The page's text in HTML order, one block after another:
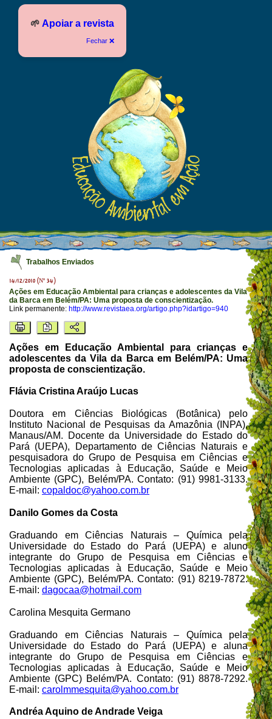
🌱 Apoiar a revista
Fechar ❌
Trabalhos Enviados
14/12/2010 (Nº 34)
Ações em Educação Ambiental para crianças e adolescentes da Vila
da Barca em Belém/PA: Uma proposta de conscientização.
Link permanente: http://www.revistaea.org/artigo.php?idartigo=940
Ações em Educação Ambiental para crianças e
adolescentes da Vila da Barca em Belém/PA: Uma
proposta de conscientização.
Flávia Cristina Araújo Lucas
Doutora em Ciências Biológicas (Botânica) pelo
Instituto Nacional de Pesquisas da Amazônia (INPA),
Manaus/AM. Docente da Universidade do Estado do
Pará (UEPA), Departamento de Ciências Naturais e
pesquisadora do Grupo de Pesquisa em Ciências e
Tecnologias aplicadas à Educação, Saúde e Meio
Ambiente (GPC), Belém/PA. Contato: (91) 9981-3133.
E-mail: copaldoc@yahoo.com.br
Danilo Gomes da Costa
Graduando em Ciências Naturais – Química pela
Universidade do Estado do Pará (UEPA) e aluno
integrante do Grupo de Pesquisa em Ciências e
Tecnologias aplicadas à Educação, Saúde e Meio
Ambiente (GPC), Belém/PA. Contato: (91) 8219-7872.
E-mail: dagocaa@hotmail.com
Carolina Mesquita Germano
Graduando em Ciências Naturais – Química pela
Universidade do Estado do Pará (UEPA) e aluna
integrante do Grupo de Pesquisa em Ciências e
Tecnologias aplicadas à Educação, Saúde e Meio
Ambiente (GPC) Belém/PA. Contato: (91) 8878-7292.
E-mail: carolmmesquita@yahoo.com.br
Andréa Aquino de Andrade Veiga